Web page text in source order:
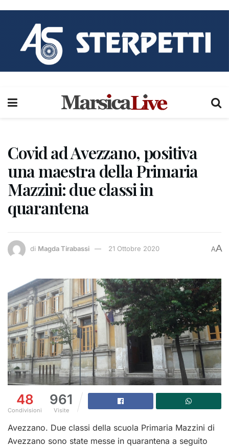
Covid ad Avezzano, positiva
una maestra della Primaria
Mazzini: due classi in
quarantena
di Magda Tirabassi 21 Ottobre 2020 AA
48
Condivisioni
961
Visite
Avezzano. Due classi della scuola Primaria Mazzini di
Avezzano sono state messe in quarantena a seguito